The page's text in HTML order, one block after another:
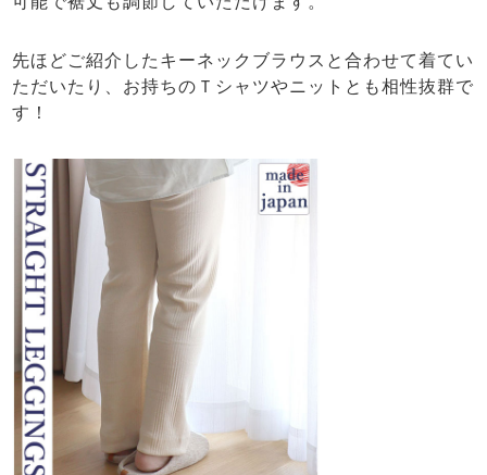
先ほどご紹介したキーネックブラウスと合わせて着てい
ただいたり、お持ちのＴシャツやニットとも相性抜群で
す！